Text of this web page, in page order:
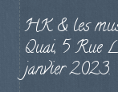
HK & les
Quai, 5 Rue
janvier 2023.